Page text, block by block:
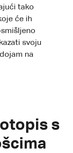
tako
će ih
svoju
na
s